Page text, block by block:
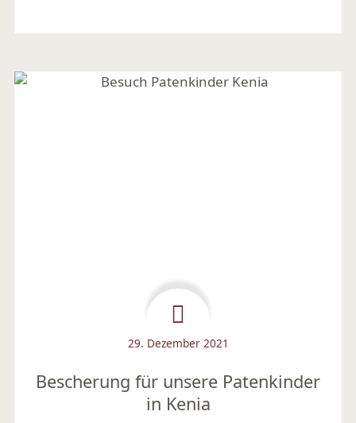
29. Dezember 2021
Bescherung für unsere Patenkinder
in Kenia